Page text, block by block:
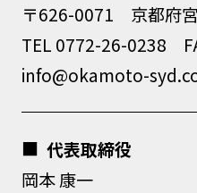
〒626-0071 京都府
TEL 0772-26-0238
info@okamoto-
代表取締役
岡本 康一